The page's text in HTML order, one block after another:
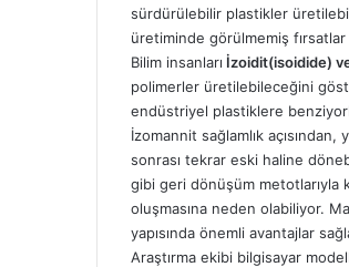
sürdürülebilir plastikler
üretiminde görülmemiş fırsatlar
Bilim insanları İzoidit(isoidide)
polimerler üretilebileceğini
endüstriyel plastiklere
İzomannit sağlamlık
sonrası tekrar eski haline
gibi geri dönüşüm metotlarıyla
oluşmasına neden olabiliyor.
yapısında önemli avantajlar
Araştırma ekibi bilgisayar